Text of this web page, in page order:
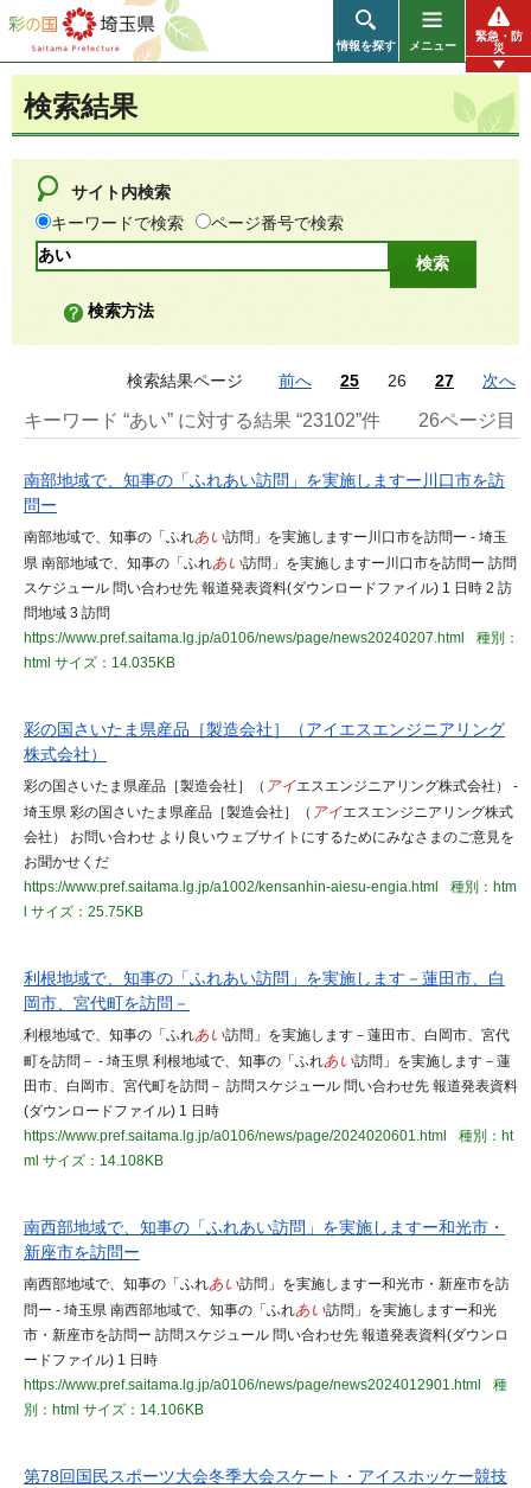
彩の国 埼玉県
情報を探す メニュー
緊急・防
災
検索結果
サイト内検索
キーワードで検索
ページ番号で検索
検索方法
検索結果ページ 前へ 25 26 27 次へ
キーワード “あい” に対する結果 “23102”件 26ページ目
南部地域で、知事の「ふれあい訪問」を実施しますー川口市を訪
問ー
南部地域で、知事の「ふれあい訪問」を実施しますー川口市を訪問ー - 埼玉
県 南部地域で、知事の「ふれあい訪問」を実施しますー川口市を訪問ー 訪問
スケジュール 問い合わせ先 報道発表資料(ダウンロードファイル) 1 日時 2 訪
問地域 3 訪問
https://www.pref.saitama.lg.jp/a0106/news/page/news20240207.html
種別：
html サイズ：14.035KB
彩の国さいたま県産品［製造会社］（アイエスエンジニアリング
株式会社）
彩の国さいたま県産品［製造会社］（ アイエスエンジニアリング株式会社） -
埼玉県 彩の国さいたま県産品［製造会社］（ アイエスエンジニアリング株式
会社） お問い合わせ より良いウェブサイトにするためにみなさまのご意見を
お聞かせくだ
https://www.pref.saitama.lg.jp/a1002/kensanhin-aiesu-engia.html
種別：htm
サイズ：25.75KB
利根地域で、知事の「ふれあい訪問」を実施します－蓮田市、白
岡市、宮代町を訪問－
利根地域で、知事の「ふれあい訪問」を実施します－蓮田市、白岡市、宮代
町を訪問－ - 埼玉県 利根地域で、知事の「ふれあい訪問」を実施します－蓮
田市、白岡市、宮代町を訪問－ 訪問スケジュール 問い合わせ先 報道発表資料
(ダウンロードファイル) 1 日時
https://www.pref.saitama.lg.jp/a0106/news/page/2024020601.html
種別：ht
ml サイズ：14.108KB
南西部地域で、知事の「ふれあい訪問」を実施しますー和光市・
新座市を訪問ー
南西部地域で、知事の「ふれあい訪問」を実施しますー和光市・新座市を訪
問ー - 埼玉県 南西部地域で、知事の「ふれあい訪問」を実施しますー和光
市・新座市を訪問ー 訪問スケジュール 問い合わせ先 報道発表資料(ダウンロ
ードファイル) 1 日時
https://www.pref.saitama.lg.jp/a0106/news/page/news2024012901.html
種
別：html サイズ：14.106KB
第78回国民スポーツ大会冬季大会スケート・アイスホッケー競技